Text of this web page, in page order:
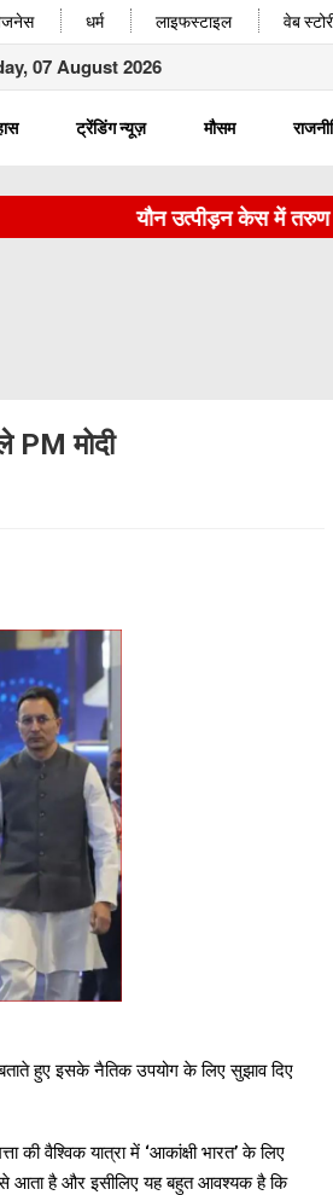
धर्म लाइफस्टाइल वेब
07 August 2026
ट्रेंडिंग न्यूज़ मौसम
यौन उत्पीड़न केस में तरुण
PM मोदी
हुए इसके नैतिक उपयोग के लिए सुझाव दिए
की वैश्विक यात्रा में ‘आकांक्षी भारत’ के लिए
से आता है और इसीलिए यह बहुत आवश्यक है कि